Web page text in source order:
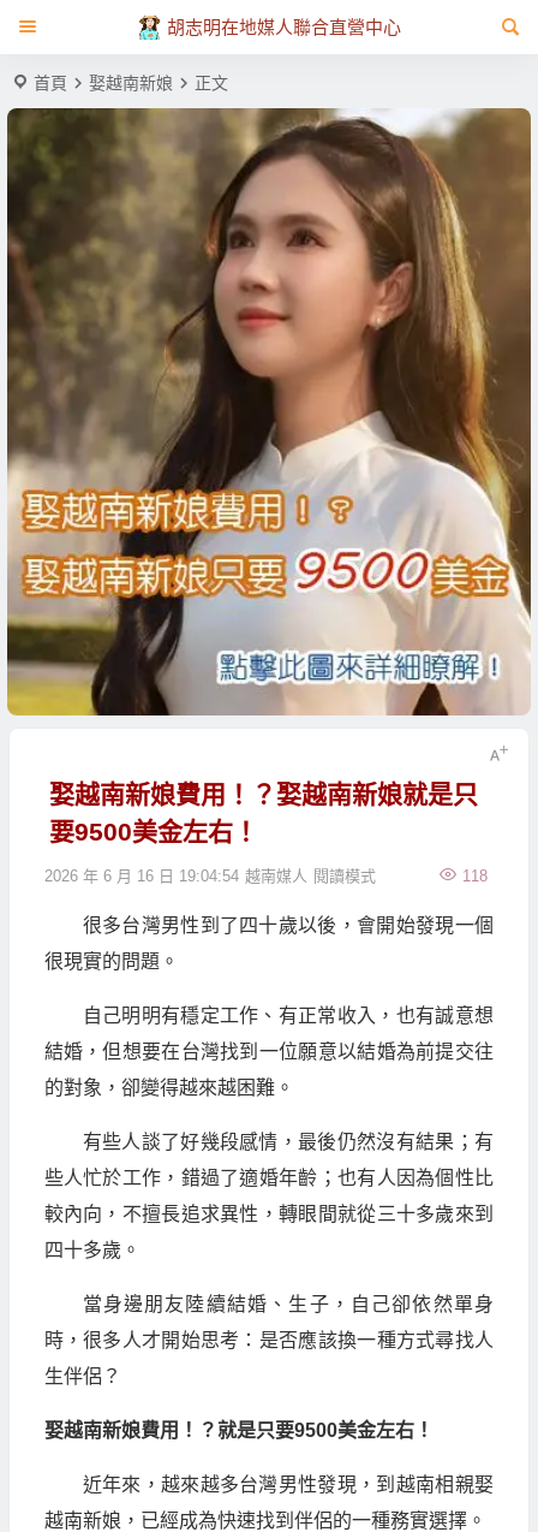
胡志明在地媒人聯合直營中心
首頁 娶越南新娘 正文
娶越南新娘費用！？娶越南新娘就是只
要9500美金左右！
2026 年 6 月 16 日 19:04:54 越南媒人 118
閱讀模式
很多台灣男性到了四十歲以後，會開始發現一個
很現實的問題。
自己明明有穩定工作、有正常收入，也有誠意想
結婚，但想要在台灣找到一位願意以結婚為前提交往
的對象，卻變得越來越困難。
有些人談了好幾段感情，最後仍然沒有結果；有
些人忙於工作，錯過了適婚年齡；也有人因為個性比
較內向，不擅長追求異性，轉眼間就從三十多歲來到
四十多歲。
當身邊朋友陸續結婚、生子，自己卻依然單身
時，很多人才開始思考：是否應該換一種方式尋找人
生伴侶？
娶越南新娘費用！？就是只要9500美金左右！
近年來，越來越多台灣男性發現，到越南相親娶
越南新娘，已經成為快速找到伴侶的一種務實選擇。